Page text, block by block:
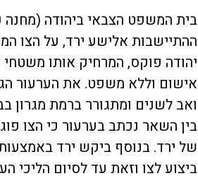
בית המשפט הצבאי ביהודה (מחנה
ההתיישבות אלישע ירד, על הצו
יהודה פוקס, המרחיק אותו
אישום וללא משפט. את הערעור
ואב לשנים ומתגורר ברמת מגרון
בין השאר נכתב בערעור כי הצו
של ירד. בנוסף ביקש ירד
ביצוע לצו וזאת עד לסיום הליכי